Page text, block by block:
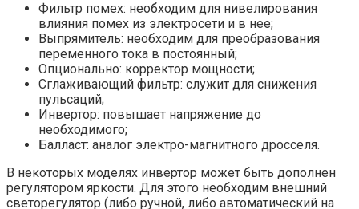
Фильтр помех: необходим для нивелирования
влияния помех из электросети и в нее;
Выпрямитель: необходим для преобразования
переменного тока в постоянный;
Опционально: корректор мощности;
Сглаживающий фильтр: служит для снижения
пульсаций;
Инвертор: повышает напряжение до
необходимого;
Балласт: аналог электро-магнитного дросселя.
В некоторых моделях инвертор может быть дополнен
регулятором яркости. Для этого необходим внешний
светорегулятор (либо ручной, либо автоматический на